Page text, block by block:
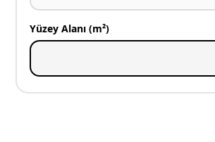
Yüzey Alanı (m²)